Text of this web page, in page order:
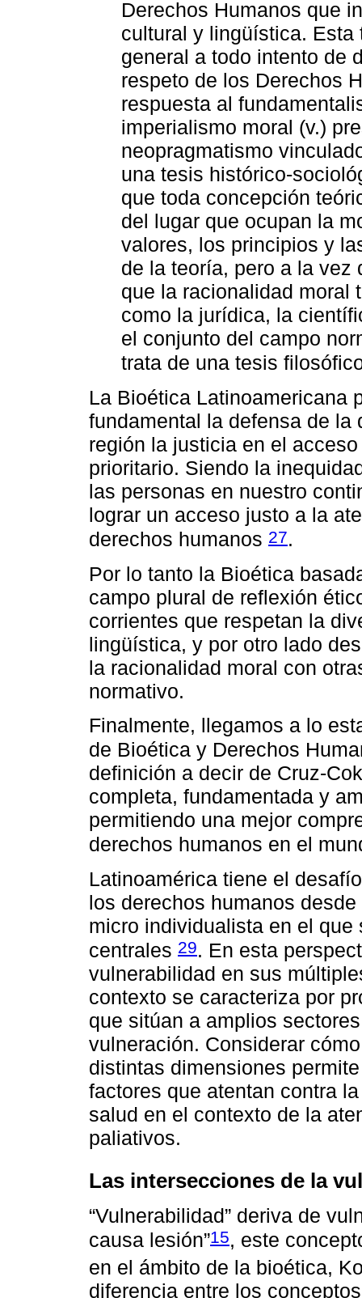
Derechos Humanos que
cultural y lingüística.
general a todo intento de
respeto de los Derechos
respuesta al
imperialismo moral (v.)
neopragmatismo
una tesis histórico-
que toda concepción
del lugar que ocupan la
valores, los principios y
de la teoría, pero a la vez
que la racionalidad moral
como la jurídica, la
el conjunto del campo
trata de una tesis
La Bioética Latinoamericana
fundamental la defensa de la
región la justicia en el
prioritario. Siendo la
las personas en nuestro
lograr un acceso justo a la
derechos humanos 27.
Por lo tanto la Bioética
campo plural de reflexión
corrientes que respetan la
lingüística, y por otro lado
la racionalidad moral con
normativo.
Finalmente, llegamos a lo
de Bioética y Derechos
definición a decir de Cruz-
completa, fundamentada y
permitiendo una mejor
derechos humanos en el
Latinoamérica tiene el
los derechos humanos
micro individualista en el
centrales 29. En esta
vulnerabilidad en sus
contexto se caracteriza por
que sitúan a amplios
vulneración. Considerar
distintas dimensiones
factores que atentan contra
salud en el contexto de la
paliativos.
Las intersecciones de la
“Vulnerabilidad” deriva de
causa lesión”15, este
en el ámbito de la bioética,
diferencia entre los